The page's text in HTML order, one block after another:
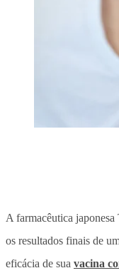
A farmacêutica
os resultados finais de
eficácia de sua vacina